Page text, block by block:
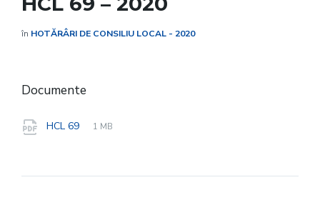
în HOTĂRÂRI DE CONSILIU LOCAL - 2020
Documente
HCL 69
File
pdf
File
1 MB